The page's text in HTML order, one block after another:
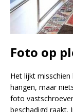
Foto op
Het lijkt
hangen, maar
foto
beschadigd raakt.